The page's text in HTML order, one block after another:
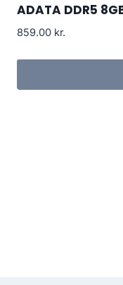
ADATA DDR5
859.00 kr.